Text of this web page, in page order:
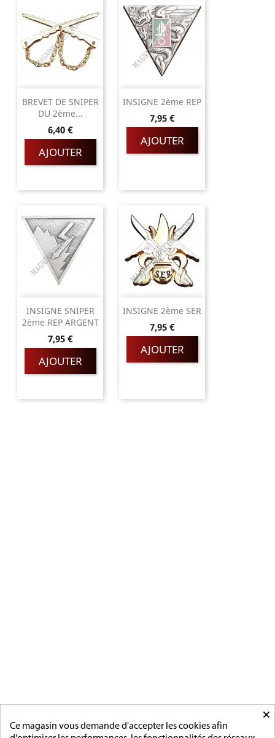
BREVET DE SNIPER
DU 2ème...
Prix
6,40 €
AJOUTER
INSIGNE 2ème REP
Prix
7,95 €
AJOUTER
INSIGNE SNIPER
2ème REP ARGENT
Prix
7,95 €
AJOUTER
INSIGNE 2ème SER
Prix
7,95 €
AJOUTER
PAGES
×
Ce magasin vous demande d'accepter les cookies afin